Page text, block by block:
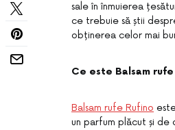
sale în înmuierea
ce trebuie să știi
obținerea celor mai
Ce este Balsam
Balsam rufe Rufino
un parfum plăcut și